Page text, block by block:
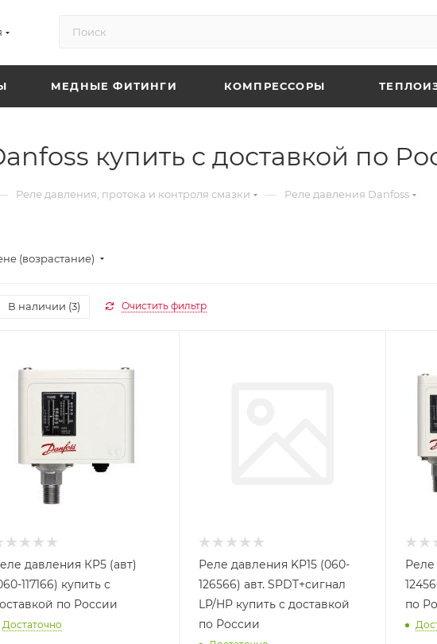
МЕДНЫЕ ФИТИНГИ КОМПРЕССОРЫ
купить с доставкой по
Реле давления, протока и контроля смазки — Реле давления Danfoss
(возрастание)
В наличии (3) Очистить фильтр
давления КP5 (авт)
117166) купить с
по России
Достаточно
Реле давления KP15 (060-
126566) авт. SPDT+сигнал
LP/HP купить с доставкой
по России
Реле
по